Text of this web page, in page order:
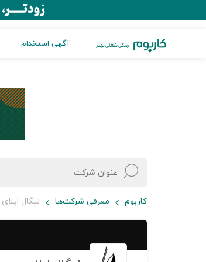
آگهی استخدام
کاربوم معرفی شرکت‌ها لیگال اپلای